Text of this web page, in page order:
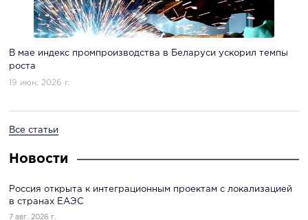
В мае индекс промпроизводства в Беларуси ускорил темпы
роста
19 июн. 2026 г.
Все статьи
Новости
Россия открыта к интеграционным проектам с локализацией
в странах ЕАЭС
7 авг. 2026 г.